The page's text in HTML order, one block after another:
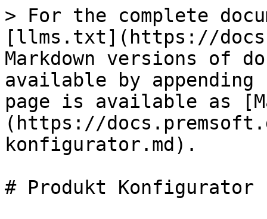
> For the complete
[llms.txt](https://
Markdown versions of
available by
page is available as
(https://
konfigurator.md).
# Produkt Konfigurator